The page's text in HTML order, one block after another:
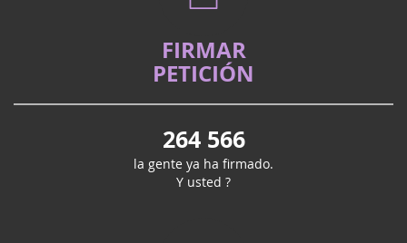
FIRMAR
PETICIÓN
264 566
la gente ya ha firmado.
Y usted ?